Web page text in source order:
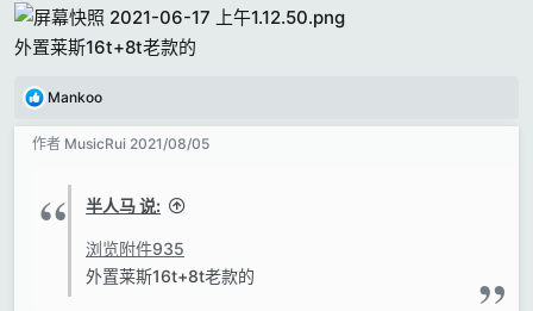
外置莱斯16t+8t老款的
反
:
Mankoo
作者 MusicRui 2021/08/05
半人马 说:
浏览附件935
外置莱斯16t+8t老款的